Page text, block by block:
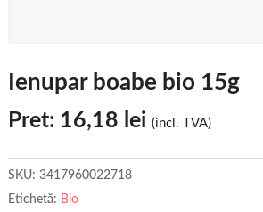
Ienupar boabe bio 15g
Pret: 16,18 lei (incl. TVA)
SKU: 3417960022718
Etichetă: Bio